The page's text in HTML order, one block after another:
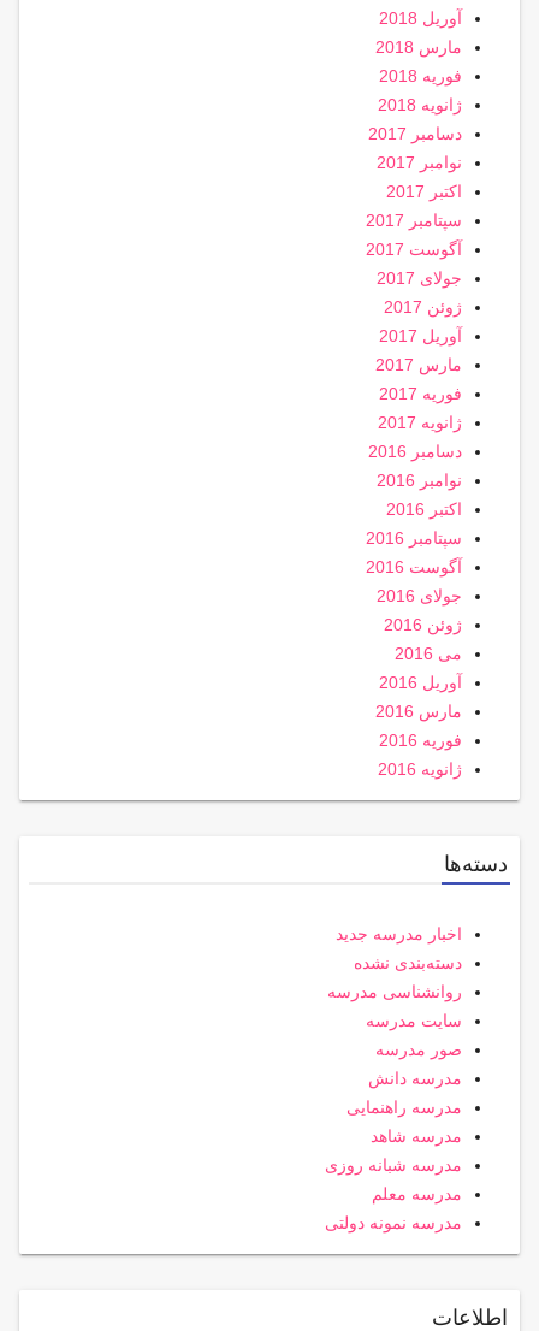
آوریل 2018
مارس 2018
فوریه 2018
ژانویه 2018
دسامبر 2017
نوامبر 2017
اکتبر 2017
سپتامبر 2017
آگوست 2017
جولای 2017
ژوئن 2017
آوریل 2017
مارس 2017
فوریه 2017
ژانویه 2017
دسامبر 2016
نوامبر 2016
اکتبر 2016
سپتامبر 2016
آگوست 2016
جولای 2016
ژوئن 2016
می 2016
آوریل 2016
مارس 2016
فوریه 2016
ژانویه 2016
دسته‌ها
اخبار مدرسه جدید
دسته‌بندی نشده
روانشناسی مدرسه
سایت مدرسه
صور مدرسه
مدرسه دانش
مدرسه راهنمایی
مدرسه شاهد
مدرسه شبانه روزی
مدرسه معلم
مدرسه نمونه دولتی
اطلاعات